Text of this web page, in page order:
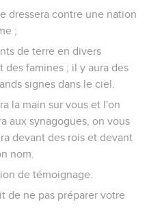
dressera contre une nation
;
de terre en divers
des famines ; il y aura des
signes dans le ciel.
la main sur vous et l'on
aux synagogues, on vous
devant des rois et devant
nom.
de témoignage.
de ne pas préparer votre